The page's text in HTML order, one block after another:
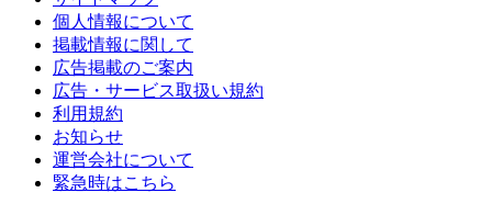
個人情報について
掲載情報に関して
広告掲載のご案内
広告・サービス取扱い規約
利用規約
お知らせ
運営会社について
緊急時はこちら